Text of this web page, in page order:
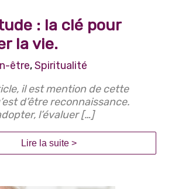
: la clé pour
la vie.
être,Spiritualité
il est mention de cette
d’être reconnaissance.
l’évaluer […]
Lire la suite >